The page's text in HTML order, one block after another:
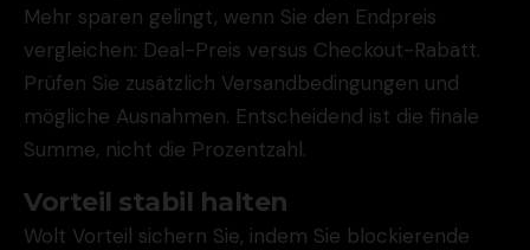
Mehr sparen gelingt, wenn Sie den Endpreis
vergleichen: Deal-Preis versus Checkout-Rabatt.
Prüfen Sie zusätzlich Versandbedingungen und
mögliche Ausnahmen. Entscheidend ist die finale
Summe, nicht die Prozentzahl.
Vorteil stabil halten
Wolt Vorteil sichern Sie, indem Sie blockierende